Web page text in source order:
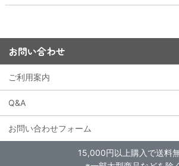
お問い合わせ
ご利用案内
Q&A
お問い合わせフォーム
15,000円以上購入で送料